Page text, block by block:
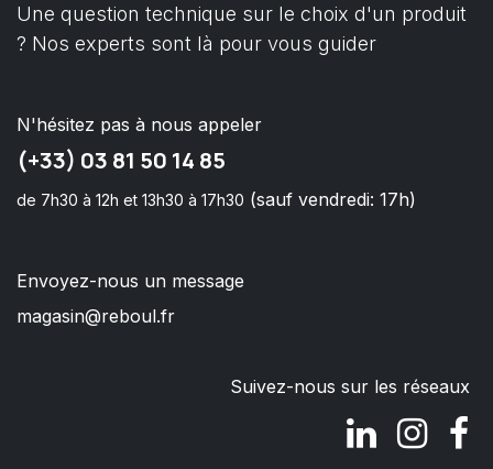
Une question technique sur le choix d'un produit
? Nos experts sont là pour vous guider
N'hésitez pas à nous appeler
(+33) 03 81 50 14 85
de 7h30 à 12h et 13h30 à 17h30 (sauf vendredi: 17h)
Envoyez-nous un message
magasin@reboul.fr
Suivez-nous sur les réseaux